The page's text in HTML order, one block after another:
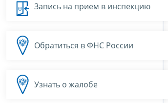
Запись на прием в инспекцию
Обратиться в ФНС России
Узнать о жалобе